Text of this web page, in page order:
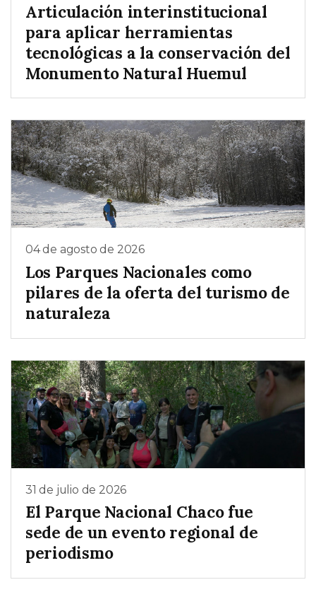
Articulación interinstitucional
para aplicar herramientas
tecnológicas a la conservación del
Monumento Natural Huemul
04 de agosto de 2026
Los Parques Nacionales como
pilares de la oferta del turismo de
naturaleza
31 de julio de 2026
El Parque Nacional Chaco fue
sede de un evento regional de
periodismo